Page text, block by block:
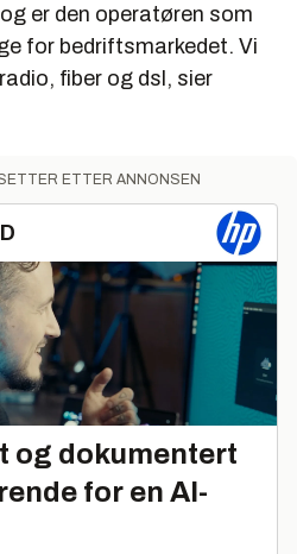
er den operatøren som
for bedriftsmarkedet. Vi
fiber og dsl, sier
ETTER ANNONSEN
og dokumentert
for en AI-